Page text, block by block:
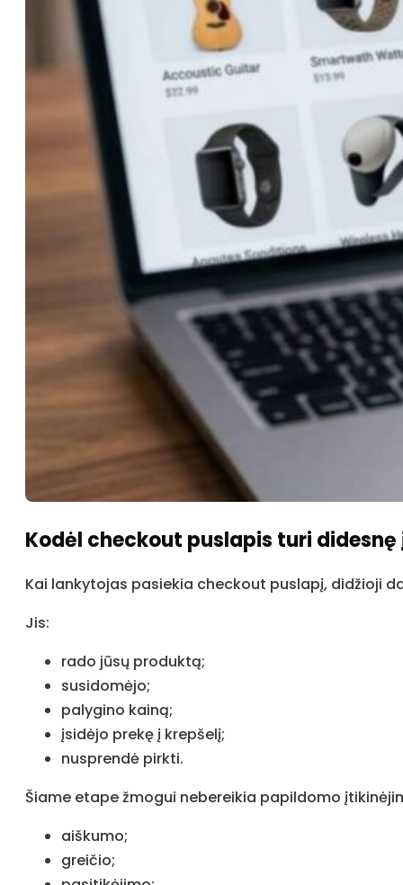
Kodėl checkout puslapis turi
Kai lankytojas pasiekia checkout puslapį, didžioji
Jis:
rado jūsų produktą;
susidomėjo;
palygino kainą;
įsidėjo prekę į krepšelį;
nusprendė pirkti.
Šiame etape žmogui nebereikia papildomo
aiškumo;
greičio;